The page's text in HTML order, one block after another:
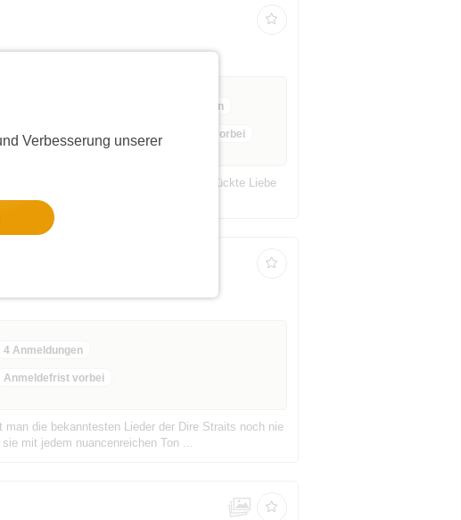
Verbesserung unserer
6 Anmeldungen
Anmeldefrist vorbei
Milieus.Sie vereint dieselbe verrückte Liebe
vier Herren sind absolute Gara...
4 Anmeldungen
Anmeldefrist vorbei
man die bekanntesten Lieder der Dire Straits noch nie
mit jedem nuancenreichen Ton ...